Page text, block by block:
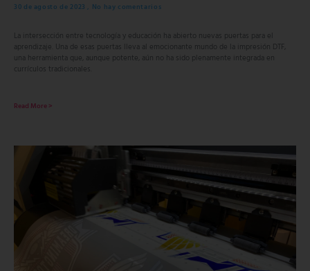
30 de agosto de 2023 No hay comentarios
La intersección entre tecnología y educación ha abierto nuevas puertas para el
aprendizaje. Una de esas puertas lleva al emocionante mundo de la impresión DTF,
una herramienta que, aunque potente, aún no ha sido plenamente integrada en
currículos tradicionales.
Read More >